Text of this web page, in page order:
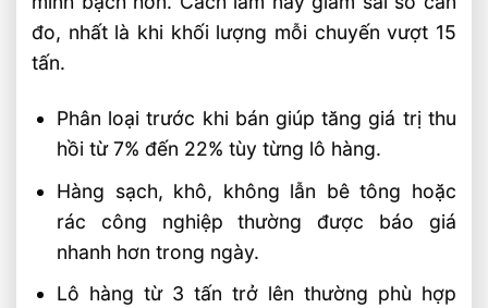
đo, nhất là khi khối lượng mỗi chuyến vượt 15
tấn.
Phân loại trước khi bán giúp tăng giá trị thu
hồi từ 7% đến 22% tùy từng lô hàng.
Hàng sạch, khô, không lẫn bê tông hoặc
rác công nghiệp thường được báo giá
nhanh hơn trong ngày.
Lô hàng từ 3 tấn trở lên thường phù hợp